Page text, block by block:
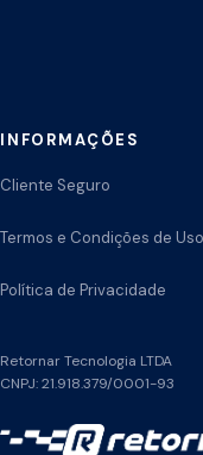
INFORMAÇÕES
Cliente Seguro
Termos e Condições de Uso
Política de Privacidade
Retornar Tecnologia LTDA
CNPJ: 21.918.379/0001-93